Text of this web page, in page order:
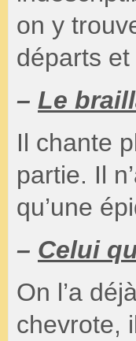
on y
départs
– Le
Il chante
partie. Il
qu’une
– Celui
On l’a
chevrote,